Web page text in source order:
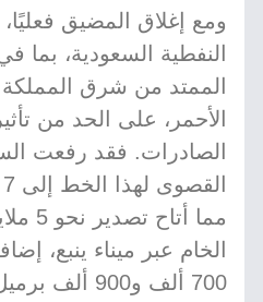
ومع إغلاق المضيق
النفطية السعودية، بما
الممتد من شرق المملكة
الأحمر، على الحد من
الصادرات. فقد رفعت
مما
الخام عبر ميناء ينبع،
700 ألف